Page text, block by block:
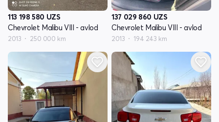
113 198 580 UZS
Chevrolet Malibu VIII - avlod
2013 250 000 km
137 029 860 UZS
Chevrolet Malibu VIII - avlod
2013 194 243 km